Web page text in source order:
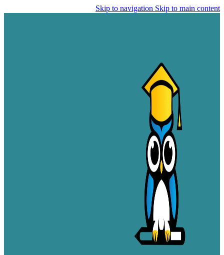
Skip to navigation Skip to main content